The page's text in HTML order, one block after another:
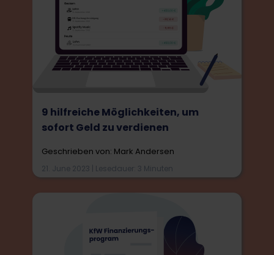
9 hilfreiche Möglichkeiten, um
sofort Geld zu verdienen
Geschrieben von: Mark Andersen
21. June 2023 | Lesedauer: 3 Minuten